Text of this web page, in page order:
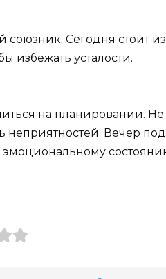
союзник. Сегодня стоит
избежать усталости.
на планировании.
неприятностей. Вечер